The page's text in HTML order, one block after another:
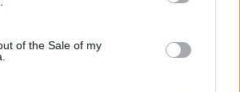
to Google and its third-party tags to
specified purposes in below Google
of the Sale of my